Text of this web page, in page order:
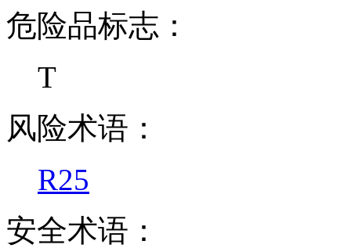
危险品标志：
T
风险术语：
R25
安全术语：